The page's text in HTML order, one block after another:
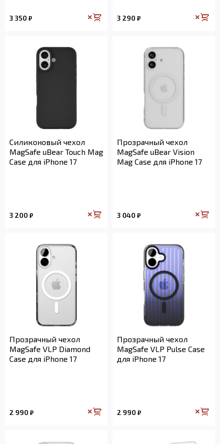
3 350 ₽ 3 290 ₽
Силиконовый чехол
MagSafe uBear Touch Mag
Case для iPhone 17
3 200 ₽
Прозрачный чехол
MagSafe uBear Vision
Mag Case для iPhone 17
3 040 ₽
Прозрачный чехол
MagSafe VLP Diamond
Case для iPhone 17
2 990 ₽
Прозрачный чехол
MagSafe VLP Pulse Case
для iPhone 17
2 990 ₽